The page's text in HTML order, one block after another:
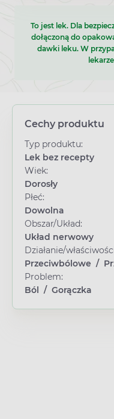
To jest lek. Dla
dołączoną do
dawki leku. W
Cechy produktu
Typ produktu:
Lek bez recepty
Wiek:
Dorosły
Płeć:
Dowolna
Obszar/Układ:
Układ nerwowy
Działanie/
Przeciwbólowe /
Problem:
Ból / Gorączka